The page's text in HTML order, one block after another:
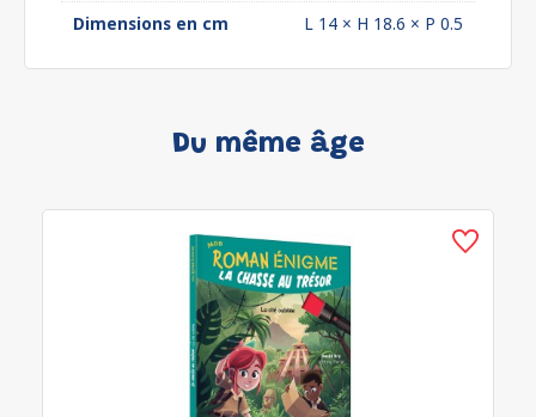
Dimensions en cm
L 14 × H 18.6 × P 0.5
Du même âge